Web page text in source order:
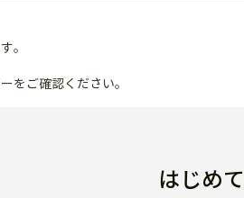
。
をご確認ください。
はじめ